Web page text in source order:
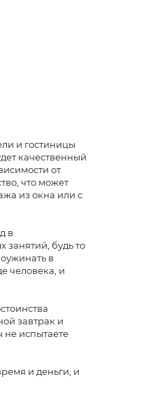
и гостиницы
качественный
от
что может
из окна или с
в
занятий, будь то
в
человека, и
завтрак и
испытаете
и деньги, и